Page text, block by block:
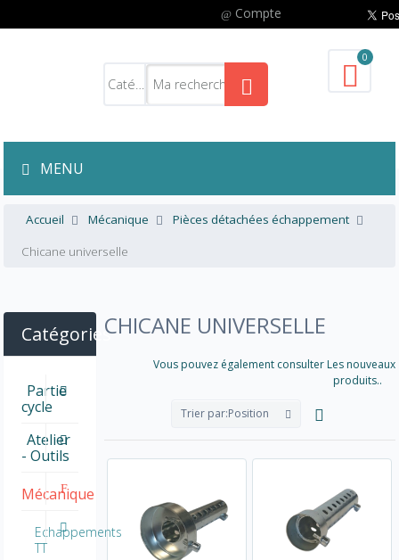
Compte
0
MENU
Accueil Mécanique
Pièces détachées échappement
Chicane universelle
CHICANE UNIVERSELLE
Vous pouvez également consulter Les nouveaux
produits..
Trier par:Position
Catégories
Partie
cycle
Atelier
- Outils
Mécanique
Echappements
TT